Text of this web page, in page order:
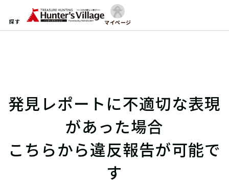
探す マイページ
発見レポートに不適切な表現
があった場合
こちらから違反報告が可能で
す